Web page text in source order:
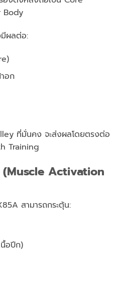
Body
มีผลต่อ:
อก
ที่มั่นคง จะส่งผลโดยตรงต่อ
Training
(Muscle Activation
สามารถกระตุ้น:
อปีก)